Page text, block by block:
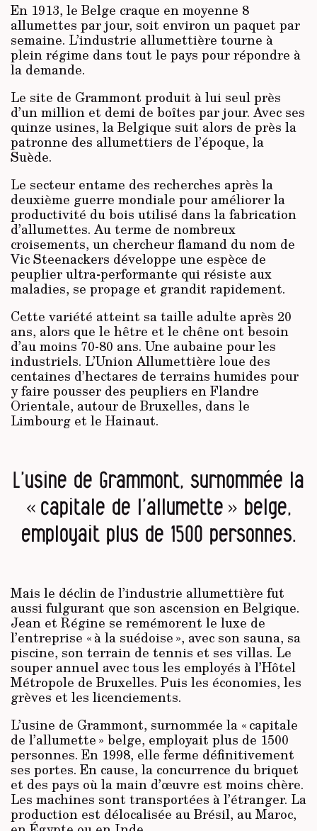
En 1913, le Belge craque en moyenne 8
allumettes par jour, soit environ un paquet par
semaine. L’industrie allumettière tourne à
plein régime dans tout le pays pour répondre à
la demande.
Le site de Grammont produit à lui seul près
d’un million et demi de boîtes par jour. Avec ses
quinze usines, la Belgique suit alors de près la
patronne des allumettiers de l’époque, la
Suède.
Le secteur entame des recherches après la
deuxième guerre mondiale pour améliorer la
productivité du bois utilisé dans la fabrication
d’allumettes. Au terme de nombreux
croisements, un chercheur flamand du nom de
Vic Steenackers développe une espèce de
peuplier ultra-performante qui résiste aux
maladies, se propage et grandit rapidement.
Cette variété atteint sa taille adulte après 20
ans, alors que le hêtre et le chêne ont besoin
d’au moins 70-80 ans. Une aubaine pour les
industriels. L’Union Allumettière loue des
centaines d’hectares de terrains humides pour
y faire pousser des peupliers en Flandre
Orientale, autour de Bruxelles, dans le
Limbourg et le Hainaut.
L’usine de Grammont, surnommée la
« capitale de l’allumette » belge,
employait plus de 1500 personnes.
Mais le déclin de l’industrie allumettière fut
aussi fulgurant que son ascension en Belgique.
Jean et Régine se remémorent le luxe de
l’entreprise « à la suédoise », avec son sauna, sa
piscine, son terrain de tennis et ses villas. Le
souper annuel avec tous les employés à l’Hôtel
Métropole de Bruxelles. Puis les économies, les
grèves et les licenciements.
L’usine de Grammont, surnommée la « capitale
de l’allumette » belge, employait plus de 1500
personnes. En 1998, elle ferme définitivement
ses portes. En cause, la concurrence du briquet
et des pays où la main d’œuvre est moins chère.
Les machines sont transportées à l’étranger. La
production est délocalisée au Brésil, au Maroc,